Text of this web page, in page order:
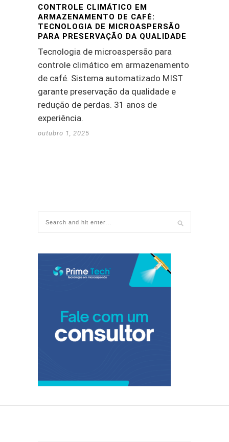
CONTROLE CLIMÁTICO EM
ARMAZENAMENTO DE CAFÉ:
TECNOLOGIA DE MICROASPERSÃO
PARA PRESERVAÇÃO DA QUALIDADE
Tecnologia de microaspersão para
controle climático em armazenamento
de café. Sistema automatizado MIST
garante preservação da qualidade e
redução de perdas. 31 anos de
experiência.
outubro 1, 2025